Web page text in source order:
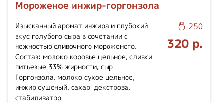
Мороженое инжир-горгонзола
Изысканный аромат инжира и глубокий
вкус голубого сыра в сочетании с
нежностью сливочного мороженого.
Состав: молоко коровье цельное, сливки
питьевые 33% жирности, сыр
Горгонзола, молоко сухое цельное,
инжир сушеный, сахар, декстроза,
стабилизатор
250
320 р.